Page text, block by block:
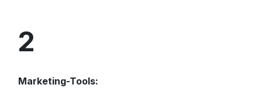
2
Marketing-Tools: